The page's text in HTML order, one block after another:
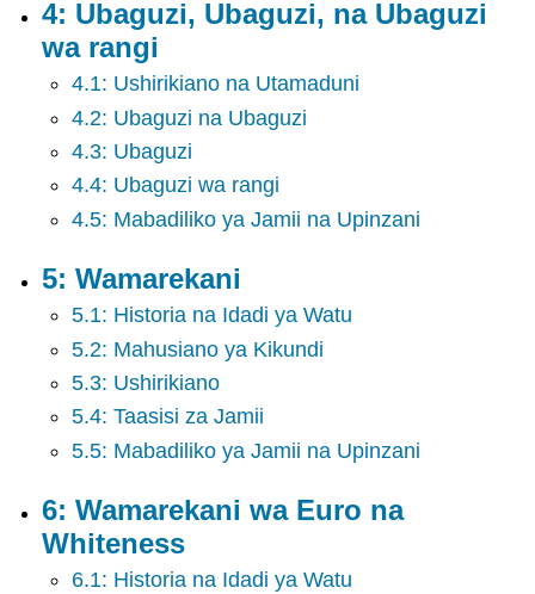
8:
Kilatini
Wamarekani
wa
na
Wasiwa
Wamarekani
wa
ya
Kati
11:
za
za
Kisasa
12:
Sera
4: Ubaguzi, Ubaguzi, na Ubaguzi
wa rangi
4.1: Ushirikiano na Utamaduni
4.2: Ubaguzi na Ubaguzi
4.3: Ubaguzi
4.4: Ubaguzi wa rangi
4.5: Mabadiliko ya Jamii na Upinzani
5: Wamarekani
5.1: Historia na Idadi ya Watu
5.2: Mahusiano ya Kikundi
5.3: Ushirikiano
5.4: Taasisi za Jamii
5.5: Mabadiliko ya Jamii na Upinzani
6: Wamarekani wa Euro na
Whiteness
6.1: Historia na Idadi ya Watu